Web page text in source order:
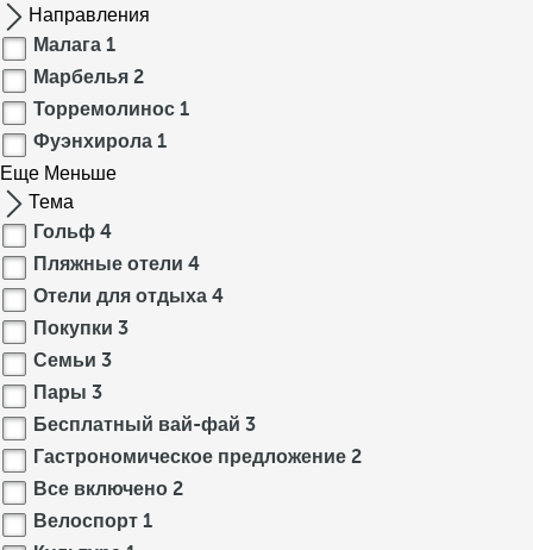
Направления
Малага 1
Марбелья 2
Торремолинос 1
Фуэнхирола 1
Еще Меньше
Тема
Гольф 4
Пляжные отели 4
Отели для отдыха 4
Покупки 3
Семьи 3
Пары 3
Бесплатный вай-фай 3
Гастрономическое предложение 2
Все включено 2
Велоспорт 1